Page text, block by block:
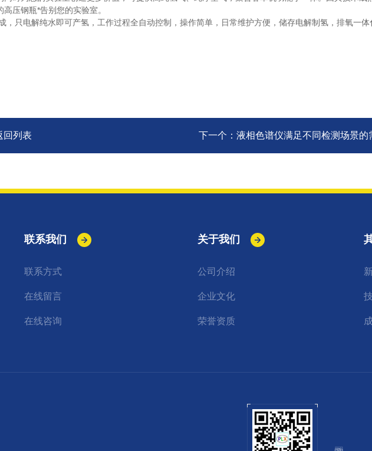
压钢瓶*告别您的实验室。
只电解纯水即可产氢，工作过程全自动控制，操作简单，日常维护方便，储存电解制氢，排氧一体
回列表 下一个： 液相色谱仪满足不同检测场景的
联系我们
联系方式
在线留言
在线咨询
关于我们
公司介绍
企业文化
荣誉资质